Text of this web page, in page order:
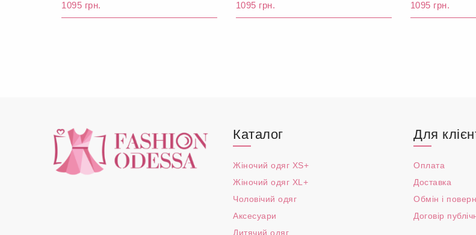
1095 грн.
1095 грн.
1095 грн.
Каталог
Жіночий одяг XS+
Жіночий одяг XL+
Чоловічий одяг
Аксесуари
Дитячий одяг
Для
Оплата
Доставка
Обмін і
Договір